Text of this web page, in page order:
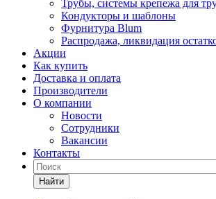
Трубы, системы крепежа для
Кондукторы и шаблоны
Фурнитура Blum
Распродажа, ликвидация
Акции
Как купить
Доставка и оплата
Производители
О компании
Новости
Сотрудники
Вакансии
Контакты
Найти